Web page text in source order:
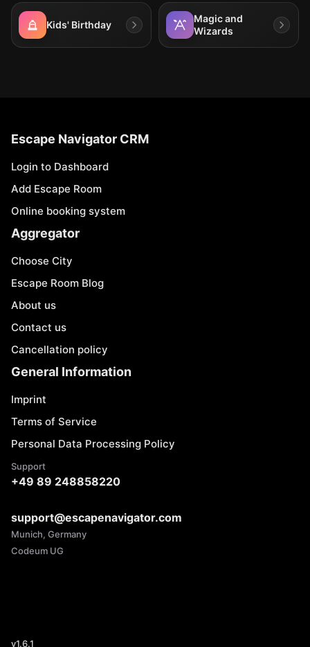
Kids' Birthday
Magic and
Wizards
Escape Navigator CRM
Login to Dashboard
Add Escape Room
Online booking system
Aggregator
Choose City
Escape Room Blog
About us
Contact us
Cancellation policy
General Information
Imprint
Terms of Service
Personal Data Processing Policy
Support
+49 89 248858220
support@escapenavigator.com
Munich, Germany
Codeum UG
v1.6.1